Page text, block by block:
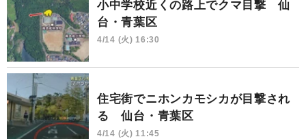
小中学校近くの路上でクマ目撃 仙
台・青葉区
4/14 (火) 16:30
住宅街でニホンカモシカが目撃され
る 仙台・青葉区
4/14 (火) 11:45